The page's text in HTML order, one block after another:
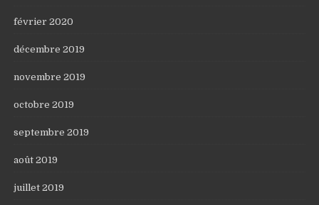
février 2020
décembre 2019
novembre 2019
octobre 2019
septembre 2019
août 2019
juillet 2019